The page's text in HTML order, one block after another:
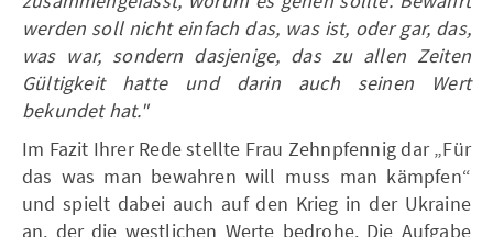
werden soll nicht einfach das, was ist, oder gar, das,
was war, sondern dasjenige, das zu allen Zeiten
Gültigkeit hatte und darin auch seinen Wert
bekundet hat."
Im Fazit Ihrer Rede stellte Frau Zehnpfennig dar „Für
das was man bewahren will muss man kämpfen“
und spielt dabei auch auf den Krieg in der Ukraine
an, der die westlichen Werte bedrohe. Die Aufgabe